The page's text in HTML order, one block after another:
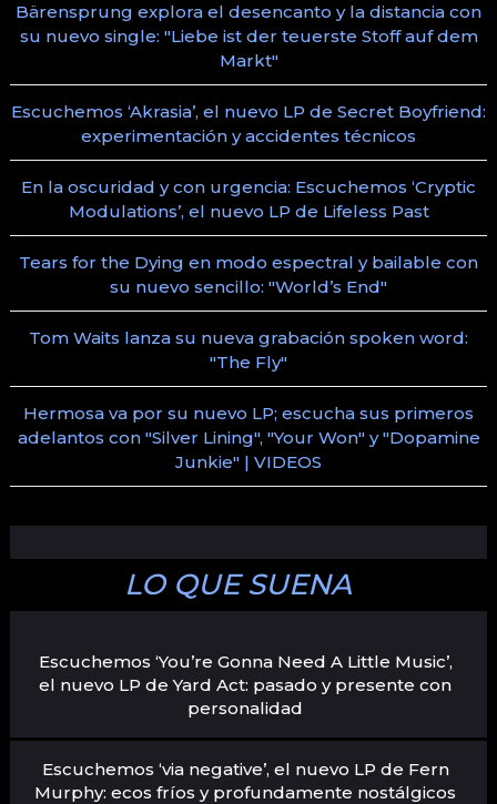
Bärensprung explora el desencanto y la distancia con
su nuevo single: "Liebe ist der teuerste Stoff auf dem
Markt"
Escuchemos ‘Akrasia’, el nuevo LP de Secret Boyfriend:
experimentación y accidentes técnicos
En la oscuridad y con urgencia: Escuchemos ‘Cryptic
Modulations’, el nuevo LP de Lifeless Past
Tears for the Dying en modo espectral y bailable con
su nuevo sencillo: "World’s End"
Tom Waits lanza su nueva grabación spoken word:
"The Fly"
Hermosa va por su nuevo LP; escucha sus primeros
adelantos con "Silver Lining", "Your Won" y "Dopamine
Junkie" | VIDEOS
LO QUE SUENA
Escuchemos ‘You’re Gonna Need A Little Music’,
el nuevo LP de Yard Act: pasado y presente con
personalidad
Escuchemos ‘via negative’, el nuevo LP de Fern
Murphy: ecos fríos y profundamente nostálgicos